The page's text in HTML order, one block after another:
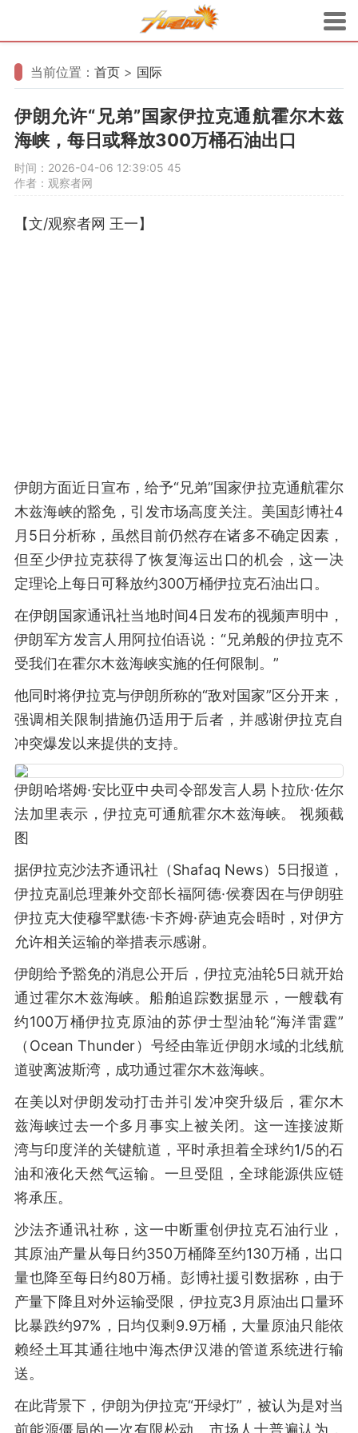
当前位置： 首页 > 国际
伊朗允许“兄弟”国家伊拉克通航霍尔木兹
海峡，每日或释放300万桶石油出口
时间：2026-04-06 12:39:05 45
作者：观察者网
【文/观察者网 王一】
伊朗方面近日宣布，给予“兄弟”国家伊拉克通航霍尔
木兹海峡的豁免，引发市场高度关注。美国彭博社4
月5日分析称，虽然目前仍然存在诸多不确定因素，
但至少伊拉克获得了恢复海运出口的机会，这一决
定理论上每日可释放约300万桶伊拉克石油出口。
在伊朗国家通讯社当地时间4日发布的视频声明中，
伊朗军方发言人用阿拉伯语说：“兄弟般的伊拉克不
受我们在霍尔木兹海峡实施的任何限制。”
他同时将伊拉克与伊朗所称的“敌对国家”区分开来，
强调相关限制措施仍适用于后者，并感谢伊拉克自
冲突爆发以来提供的支持。
伊朗哈塔姆·安比亚中央司令部发言人易卜拉欣·佐尔
法加里表示，伊拉克可通航霍尔木兹海峡。 视频截
图
据伊拉克沙法齐通讯社（Shafaq News）5日报道，
伊拉克副总理兼外交部长福阿德·侯赛因在与伊朗驻
伊拉克大使穆罕默德·卡齐姆·萨迪克会晤时，对伊方
允许相关运输的举措表示感谢。
伊朗给予豁免的消息公开后，伊拉克油轮5日就开始
通过霍尔木兹海峡。船舶追踪数据显示，一艘载有
约100万桶伊拉克原油的苏伊士型油轮“海洋雷霆”
（Ocean Thunder）号经由靠近伊朗水域的北线航
道驶离波斯湾，成功通过霍尔木兹海峡。
在美以对伊朗发动打击并引发冲突升级后，霍尔木
兹海峡过去一个多月事实上被关闭。这一连接波斯
湾与印度洋的关键航道，平时承担着全球约1/5的石
油和液化天然气运输。一旦受阻，全球能源供应链
将承压。
沙法齐通讯社称，这一中断重创伊拉克石油行业，
其原油产量从每日约350万桶降至约130万桶，出口
量也降至每日约80万桶。彭博社援引数据称，由于
产量下降且对外运输受限，伊拉克3月原油出口量环
比暴跌约97%，日均仅剩9.9万桶，大量原油只能依
赖经土耳其通往地中海杰伊汉港的管道系统进行输
送。
在此背景下，伊朗为伊拉克“开绿灯”，被认为是对当
前能源僵局的一次有限松动。市场人士普遍认为，